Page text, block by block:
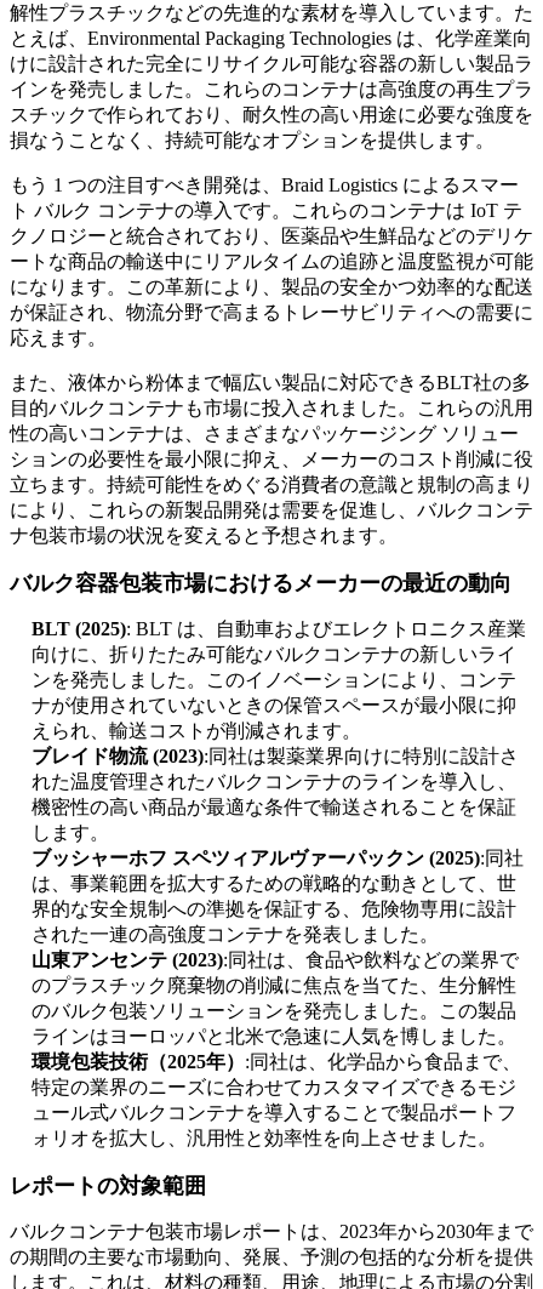
解性プラスチックなどの先進的な素材を導入しています。た
とえば、Environmental Packaging Technologies は、化学産業向
けに設計された完全にリサイクル可能な容器の新しい製品ラ
インを発売しました。これらのコンテナは高強度の再生プラ
スチックで作られており、耐久性の高い用途に必要な強度を
損なうことなく、持続可能なオプションを提供します。
もう 1 つの注目すべき開発は、Braid Logistics によるスマー
ト バルク コンテナの導入です。これらのコンテナは IoT テ
クノロジーと統合されており、医薬品や生鮮品などのデリケ
ートな商品の輸送中にリアルタイムの追跡と温度監視が可能
になります。この革新により、製品の安全かつ効率的な配送
が保証され、物流分野で高まるトレーサビリティへの需要に
応えます。
また、液体から粉体まで幅広い製品に対応できるBLT社の多
目的バルクコンテナも市場に投入されました。これらの汎用
性の高いコンテナは、さまざまなパッケージング ソリュー
ションの必要性を最小限に抑え、メーカーのコスト削減に役
立ちます。持続可能性をめぐる消費者の意識と規制の高まり
により、これらの新製品開発は需要を促進し、バルクコンテ
ナ包装市場の状況を変えると予想されます。
バルク容器包装市場におけるメーカーの最近の動向
BLT (2025): BLT は、自動車およびエレクトロニクス産業
向けに、折りたたみ可能なバルクコンテナの新しいライ
ンを発売しました。このイノベーションにより、コンテ
ナが使用されていないときの保管スペースが最小限に抑
えられ、輸送コストが削減されます。
ブレイド物流 (2023):同社は製薬業界向けに特別に設計さ
れた温度管理されたバルクコンテナのラインを導入し、
機密性の高い商品が最適な条件で輸送されることを保証
します。
ブッシャーホフ スペツィアルヴァーパックン (2025):同社
は、事業範囲を拡大するための戦略的な動きとして、世
界的な安全規制への準拠を保証する、危険物専用に設計
された一連の高強度コンテナを発表しました。
山東アンセンテ (2023):同社は、食品や飲料などの業界で
のプラスチック廃棄物の削減に焦点を当てた、生分解性
のバルク包装ソリューションを発売しました。この製品
ラインはヨーロッパと北米で急速に人気を博しました。
環境包装技術（2025年） :同社は、化学品から食品まで、
特定の業界のニーズに合わせてカスタマイズできるモジ
ュール式バルクコンテナを導入することで製品ポートフ
ォリオを拡大し、汎用性と効率性を向上させました。
レポートの対象範囲
バルクコンテナ包装市場レポートは、2023年から2030年まで
の期間の主要な市場動向、発展、予測の包括的な分析を提供
します。これは、材料の種類、用途、地理による市場の分割